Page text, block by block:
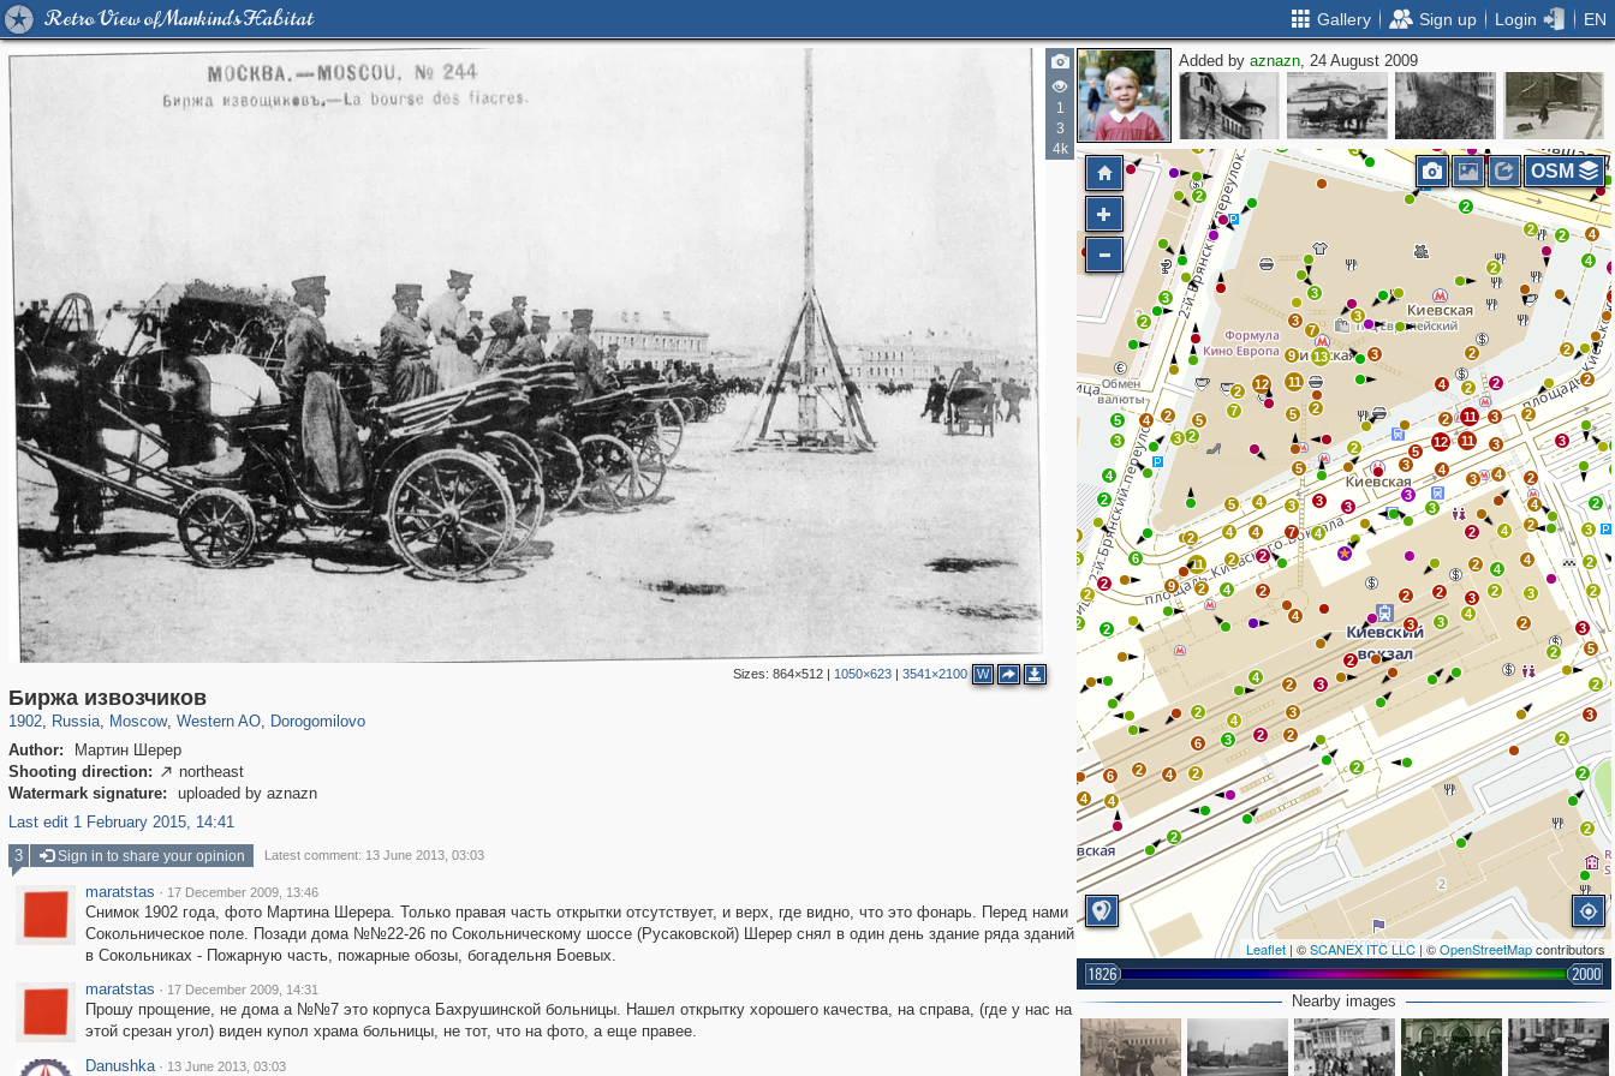
Retro View of Mankind's Habitat Gallery Sign up Login EN
1
3
4k
Sizes: 864×512| 1050×623| 3541×2100 W
Биржа извозчиков
1902, Russia
1,406,827 29,243
, Moscow
319,864 8,286
, Western AO
27,129 310
, Dorogomilovo
Author:
Мартин Шерер
Shooting direction:  northeast
Watermark signature:
uploaded by aznazn
Last edit 1 February 2015, 14:41
Added byaznazn, 24 August 2009
4
4
2
2
2
4
2
4
2
3 2
2
2
2
3
2
3
3
7
3
9 13 3
2
11
5
12
7
5
3 2
2
4
2
2
3
5
3
9
2
4
5
4
4
11
2
6
9
2
2
2
2
5
2
2
3
3
2
2
5
2
3
2
2
2
2
3
3
2
4
2
2
3
6
2
2
4
2
6
4
4
2
4
2 4 2
2
4 7
4
2
4
2
3 3
2 2
3
4
2
4
2
4
4
2
4
2
3
4 4
3
12
5
3
3
3
3
3
5
2
4
2
11
11
3
3
2 2
2
2
2 2
4
4
2
2
2
3
2
2
3
Leaflet | ©SCANEX ITC LLC | ©OpenStreetMapcontributors
1826 2000
OSM
Nearby images
3 Sign in to share your opinion Latest comment: 13 June 2013, 03:03
maratstas · 17 December 2009, 13:46
Снимок 1902 года, фото Мартина Шерера. Только правая часть открытки отсутствует, и верх, где видно, что это фонарь. Перед нами
Сокольническое поле. Позади дома №№22-26 по Сокольническому шоссе (Русаковской) Шерер снял в один день здание ряда зданий
в Сокольниках - Пожарную часть, пожарные обозы, богадельня Боевых.
maratstas · 17 December 2009, 14:31
Прошу прощение, не дома а №№7 это корпуса Бахрушинской больницы. Нашел открытку хорошего качества, на справа, (где у нас на
этой срезан угол) виден купол храма больницы, не тот, что на фото, а еще правее.
Danushka · 13 June 2013, 03:03